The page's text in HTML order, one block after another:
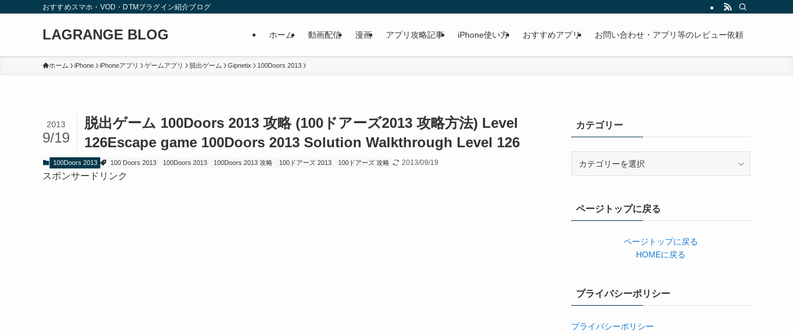
おすすめスマホ・VOD・DTMプラグイン紹介ブログ
LAGRANGE BLOG ホーム 動画配信 漫画 アプリ攻略記事 iPhone使い方 おすすめアプリ お問い合わせ・アプリ等のレビュー依頼
ホーム iPhone iPhoneアプリ ゲームアプリ 脱出ゲーム Gipnetix 100Doors 2013
脱出ゲーム 100Doors 2013 攻略 (100ドアーズ2013 攻略方法) Level
126Escape game 100Doors 2013 Solution Walkthrough Level 126
2013
9/19
100Doors 2013 100 Doors 2013 100Doors 2013 100Doors 2013 攻略 100ドアーズ 2013 100ドアーズ 攻略 2013/09/19
スポンサードリンク
カテゴリー
ーページトップに戻る
ページトップに戻る
HOMEに戻る
プライバシーポリシー
プライバシーポリシー